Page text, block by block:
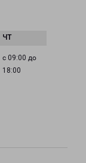
с 09:00 до
18:00